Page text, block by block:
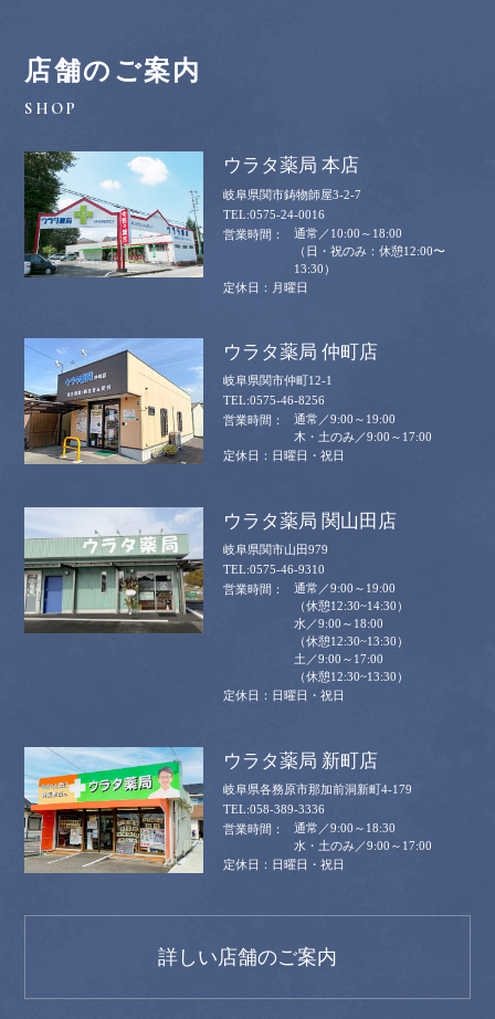
店舗のご案内
ウラタ薬局 本店
岐阜県関市鋳物師屋3-2-7
0575-24-0016
通常／10:00～18:00
（日・祝のみ：休憩12:00〜
13:30）
月曜日
ウラタ薬局 仲町店
岐阜県関市仲町12-1
0575-46-8256
通常／9:00～19:00
木・土のみ／9:00～17:00
日曜日・祝日
ウラタ薬局 関山田店
岐阜県関市山田979
0575-46-9310
通常／9:00～19:00
（休憩12:30~14:30）
水／9:00～18:00
（休憩12:30~13:30）
土／9:00～17:00
（休憩12:30~13:30）
日曜日・祝日
ウラタ薬局 新町店
岐阜県各務原市那加前洞新町4-179
058-389-3336
通常／9:00～18:30
水・土のみ／9:00～17:00
日曜日・祝日
詳しい店舗のご案内